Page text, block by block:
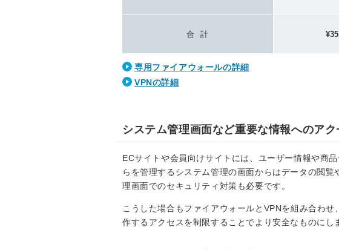
合 計
専用ファイアウォールの詳細
VPNの詳細
システム管理画面など重要な情報へのア
ECサイトや会員向けサイトには、ユーザー情報や商
らを管理するシステム管理の画面からはデータの閲
理画面でのセキュリティ対策も必要です。
こうした場合もファイアウォールとVPNを組み合わ
作するアクセスを制限することでより安全なものにし